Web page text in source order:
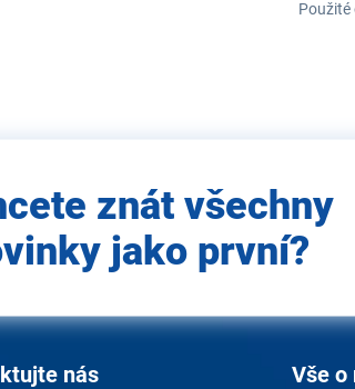
Použité
znát všechny
jako první?
nás Vše o